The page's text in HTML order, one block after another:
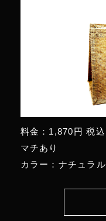
料金：1,870円 税込
マチあり
カラー：ナチュラル